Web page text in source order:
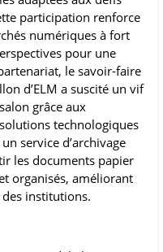
participation renforce
numériques à fort
pour une
le savoir-faire
d’ELM a suscité un vif
grâce aux
technologiques
service d’archivage
les documents papier
organisés, améliorant
des institutions.